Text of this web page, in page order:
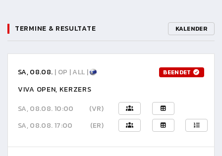
TERMINE & RESULTATE KALENDER
SA, 08.08. | OP | ALL | BEENDET
VIVA OPEN, KERZERS
SA, 08.08. 10:00
(VR)
SA, 08.08. 17:00
(ER)